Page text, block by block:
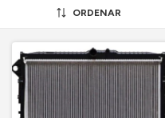
ORDENAR